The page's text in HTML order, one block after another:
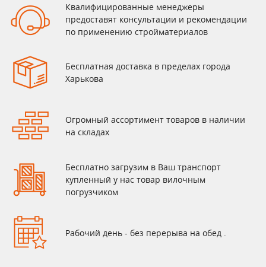
Квалифицированные менеджеры
предоставят консультации и рекомендации
по применению стройматериалов
Бесплатная доставка в пределах города
Харькова
Огромный ассортимент товаров в наличии
на складах
Бесплатно загрузим в Ваш транспорт
купленный у нас товар вилочным
погрузчиком
Рабочий день - без перерыва на обед .